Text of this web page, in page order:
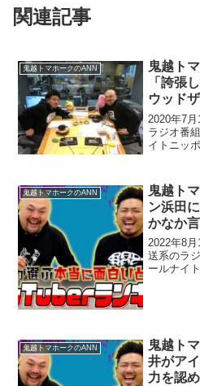
関連記事
鬼越トマホークのANN
鬼越ト
「誇張
ウッド
ていた
よ」
2020年7
ラジオ番
イトニッ
ザコシシ
していた
鬼越トマホークのANN
鬼越ト
ン浜田
かなか
ところ
2022年8
送系のラ
ールナイ
鬼越トマホークのANN
鬼越ト
井がア
力を認